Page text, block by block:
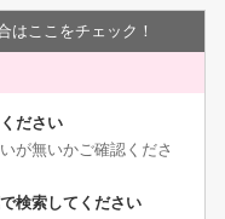
はここをチェック！
ださい
が無いかご確認くださ
検索してください